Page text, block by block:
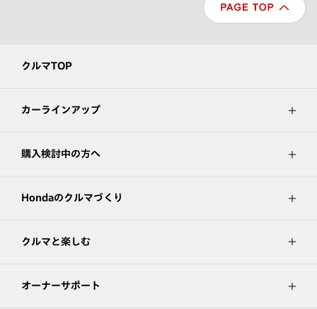
クルマTOP
カーラインアップ
購入検討中の方へ
Hondaのクルマづくり
クルマと楽しむ
オーナーサポート